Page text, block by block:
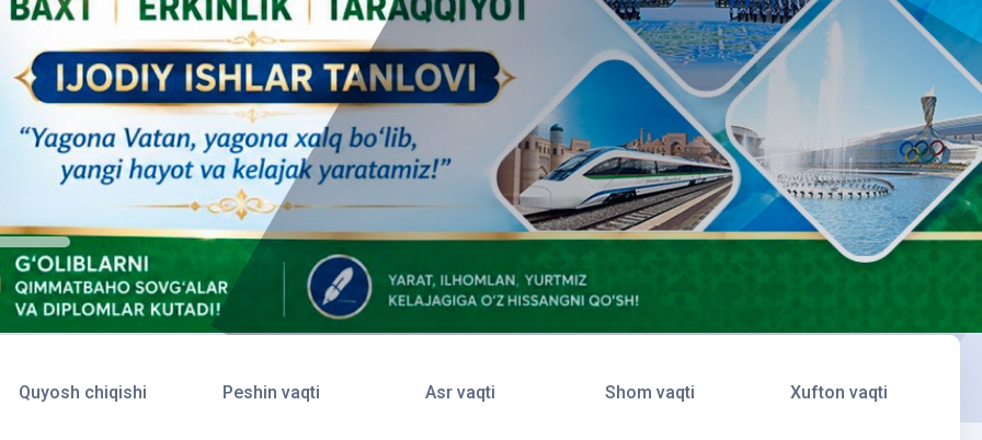
Quyosh chiqishi Peshin vaqti Asr vaqti Shom vaqti Xufton vaqti